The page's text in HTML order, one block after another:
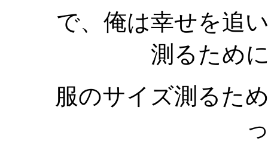
で、俺は幸せを追
測るため
服のサイズ測るた